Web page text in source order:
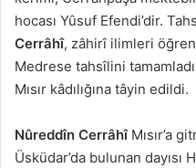
hocası Yûsuf Efendi’dir.
Cerrâhî, zâhirî ilimleri
Medrese tahsîlini
Mısır kâdılığına tâyin edildi.
Nûreddîn CerrâhîMısır’a
Üsküdar’da bulunan dayısı